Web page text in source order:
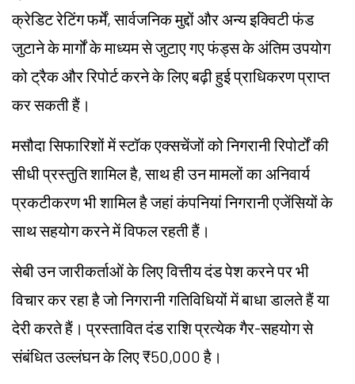
क्रेडिट रेटिंग फर्में, सार्वजनिक मुद्दों और अन्य इक्विटी फंड
जुटाने के मार्गों के माध्यम से जुटाए गए फंड्स के अंतिम उपयोग
को ट्रैक और रिपोर्ट करने के लिए बढ़ी हुई प्राधिकरण प्राप्त
कर सकती हैं।
मसौदा सिफारिशों में स्टॉक एक्सचेंजों को निगरानी रिपोर्टों की
सीधी प्रस्तुति शामिल है, साथ ही उन मामलों का अनिवार्य
प्रकटीकरण भी शामिल है जहां कंपनियां निगरानी एजेंसियों के
साथ सहयोग करने में विफल रहती हैं।
सेबी उन जारीकर्ताओं के लिए वित्तीय दंड पेश करने पर भी
विचार कर रहा है जो निगरानी गतिविधियों में बाधा डालते हैं या
देरी करते हैं। प्रस्तावित दंड राशि प्रत्येक गैर-सहयोग से
संबंधित उल्लंघन के लिए ₹50,000 है।